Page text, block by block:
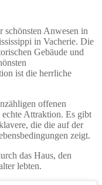
schönsten Anwesen in
in Vacherie. Die
Gebäude und
ist die herrliche
offenen
Attraktion. Es gibt
die die auf der
zeigt.
das Haus, den
lebten.